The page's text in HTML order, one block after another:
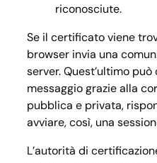
riconosciute.
Se il certificato viene
browser invia una
server. Quest’ultimo
messaggio grazie alla
pubblica e privata,
avviare, così, una
L’autorità di